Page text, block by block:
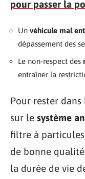
pour passer la
Un véhicule mal
dépassement des
Le non-respect des
entraîner la
Pour rester
sur le système
filtre à
de bonne
la durée de vie